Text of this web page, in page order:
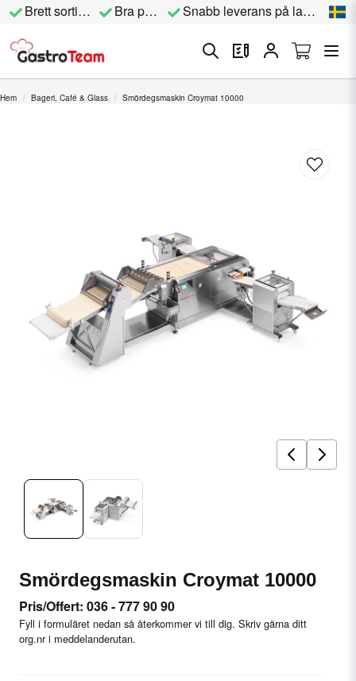
Brett sortiment Bra priser Snabb leverans på lagervara
Hem Bageri, Café & Glass Smördegsmaskin Croymat 10000
Smördegsmaskin Croymat 10000
Pris/Offert: 036 - 777 90 90
Fyll i formuläret nedan så återkommer vi till dig. Skriv gärna ditt
org.nr i meddelanderutan.